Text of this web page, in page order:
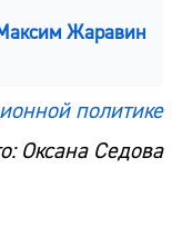
Жаравин
политике
Оксана Седова